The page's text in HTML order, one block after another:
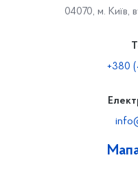
04070, м. Київ,
+380